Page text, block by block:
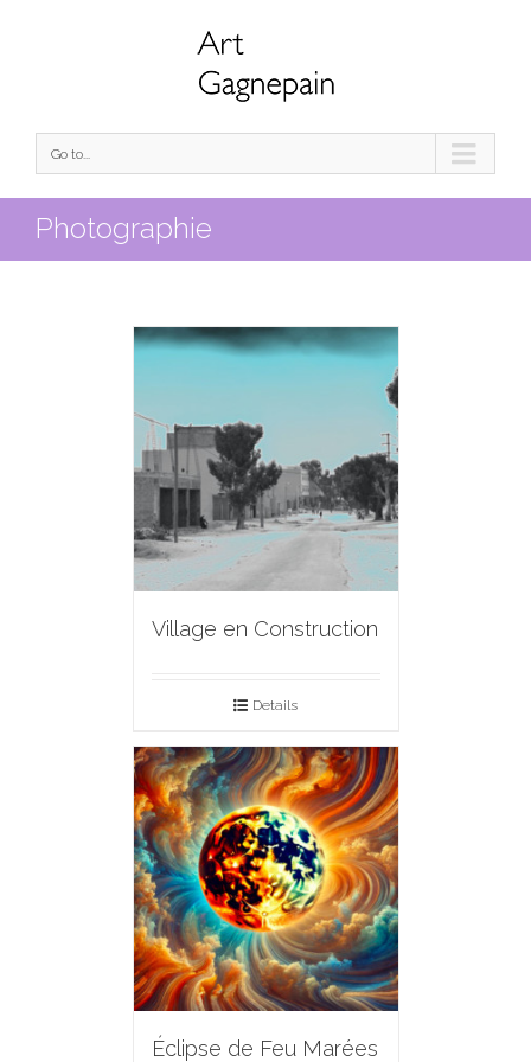
Go to...
Photographie
Village en Construction
Details
Éclipse de Feu Marées